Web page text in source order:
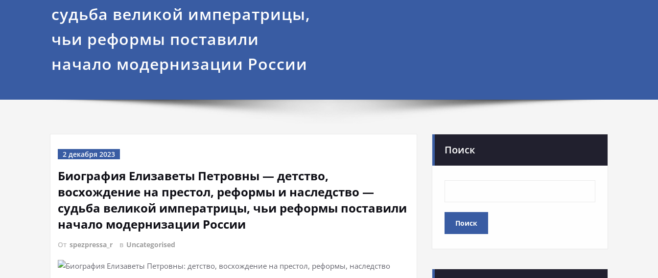
судьба великой императрицы,
чьи реформы поставили
начало модернизации России
2 декабря 2023
Биография Елизаветы Петровны — детство,
восхождение на престол, реформы и наследство —
судьба великой императрицы, чьи реформы поставили
начало модернизации России
От spezpressa_r в Uncategorised
Поиск
Поиск